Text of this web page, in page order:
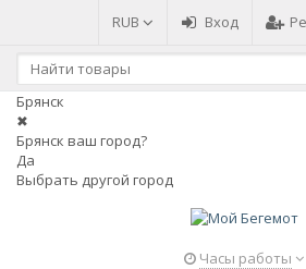
RUB Вход
Брянск
✖
Брянск ваш город?
Да
Выбрать другой город
Часы работы